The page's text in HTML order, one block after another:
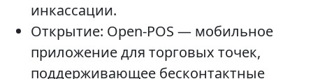
инкассации.
Открытие: Open-POS — мобильное
приложение для торговых точек,
поддерживающее бесконтактные